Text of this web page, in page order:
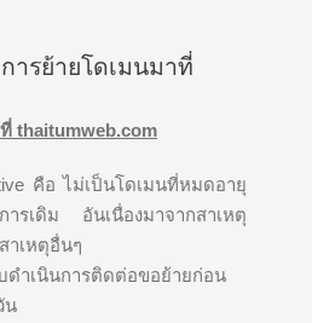
ารย้ายโดเมนมาที่
thaitumweb.com
คือ ไม่เป็นโดเมนที่หมดอายุ
ารเดิม อันเนื่องมาจากสาเหตุ
าเหตุอื่นๆ
ดำเนินการติดต่อขอย้ายก่อน
น